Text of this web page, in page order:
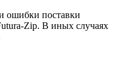
ошибки поставки
Zip. В иных случаях